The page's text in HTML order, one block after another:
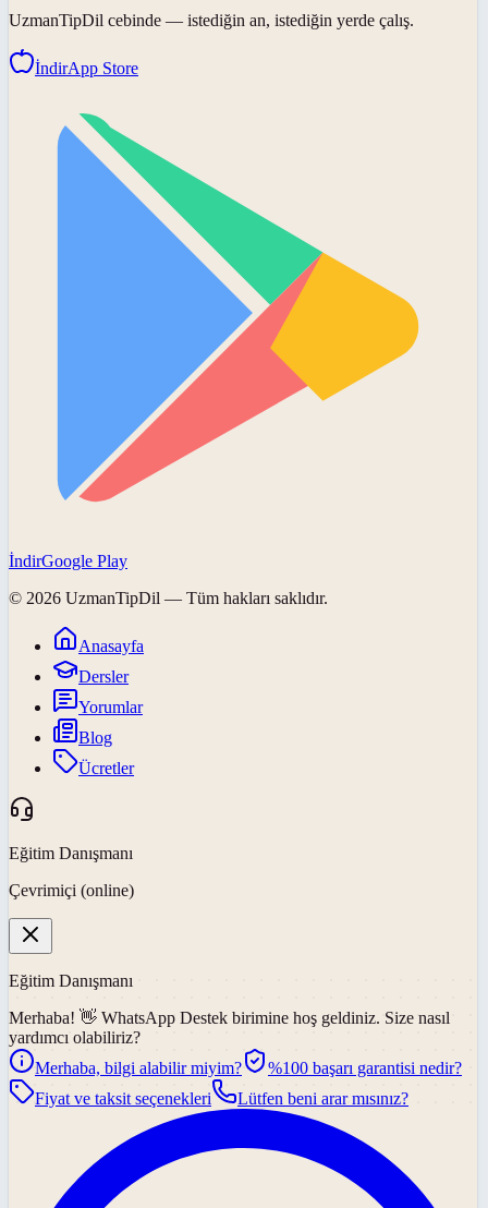
UzmanTipDil cebinde — istediğin an, istediğin yerde çalış.
İndirApp Store
İndirGoogle Play
© 2026 UzmanTipDil — Tüm hakları saklıdır.
Anasayfa
Dersler
Yorumlar
Blog
Ücretler
Eğitim Danışmanı
Çevrimiçi (online)
Eğitim Danışmanı
Merhaba! 👋 WhatsApp Destek birimine hoş geldiniz. Size nasıl
yardımcı olabiliriz?
Merhaba, bilgi alabilir miyim?
%100 başarı garantisi nedir?
Fiyat ve taksit seçenekleri
Lütfen beni arar mısınız?